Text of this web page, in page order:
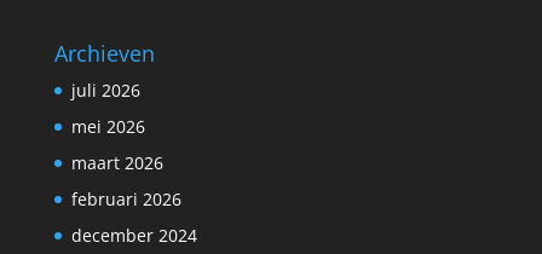
Archieven
juli 2026
mei 2026
maart 2026
februari 2026
december 2024